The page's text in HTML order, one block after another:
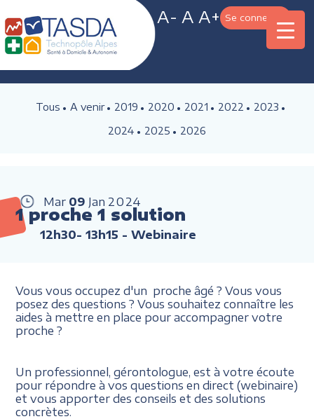
A- A A+ Se connecter
Tous A venir 2019 2020 2021 2022
2023
2024
2025 2026
Mar 09 Jan 2024
1 proche 1 solution
12h30- 13h15 - Webinaire
Vous vous occupez d'un proche âgé ? Vous vous
posez des questions ? Vous souhaitez connaître les
aides à mettre en place pour accompagner votre
proche ?
Un professionnel, gérontologue, est à votre écoute
pour répondre à vos questions en direct (webinaire)
et vous apporter des conseils et des solutions
concrètes.